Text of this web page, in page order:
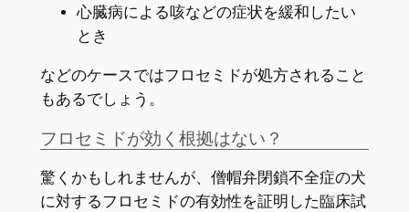
心臓病による咳などの症状を緩和したい
とき
などのケースではフロセミドが処方されること
もあるでしょう。
フロセミドが効く根拠はない？
驚くかもしれませんが、僧帽弁閉鎖不全症の犬
に対するフロセミドの有効性を証明した臨床試